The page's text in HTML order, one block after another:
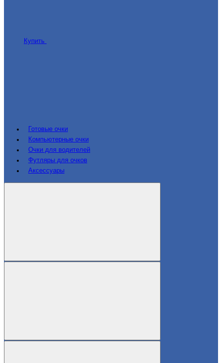
Купить
Готовые очки
Компьютерные очки
Очки для водителей
Футляры для очков
Аксессуары